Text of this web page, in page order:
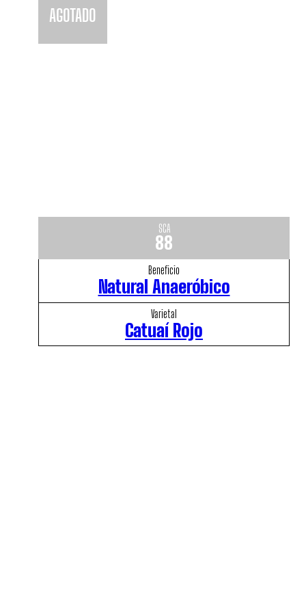
AGOTADO
SCA
88
Beneficio
Natural Anaeróbico
Varietal
Catuaí Rojo